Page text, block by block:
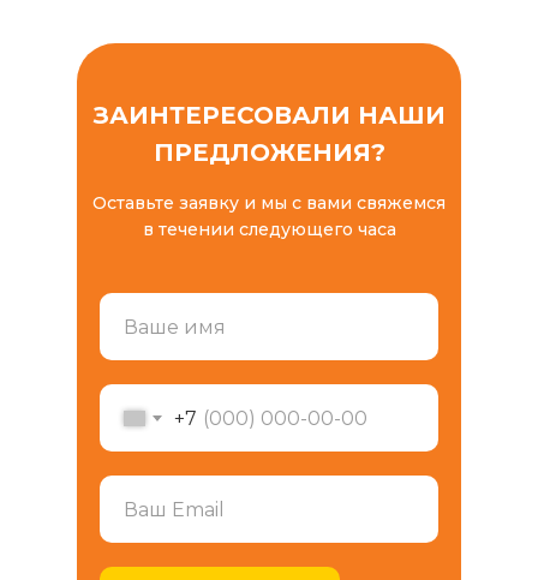
ЗАИНТЕРЕСОВАЛИ НАШИ
ПРЕДЛОЖЕНИЯ?
Оставьте заявку и мы с вами свяжемся
в течении следующего часа
+7